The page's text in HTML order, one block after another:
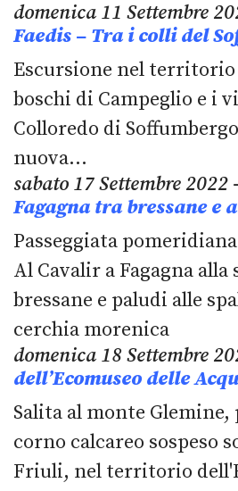
domenica 11 Settembre
Faedis – Tra i colli del
Escursione nel territorio
boschi di Campeglio e i
Colloredo di
nuova…
sabato 17 Settembre
Fagagna tra bressane e
Passeggiata
Al Cavalir a Fagagna alla
bressane e paludi alle
cerchia morenica
domenica 18 Settembre
dell’Ecomuseo delle
Salita al monte
corno calcareo sospeso
Friuli, nel territorio